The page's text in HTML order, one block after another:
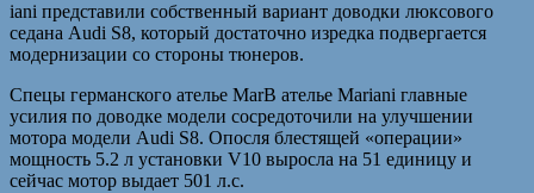
iani представили собственный вариант доводки люксового
седана Audi S8, который достаточно изредка подвергается
модернизации со стороны тюнеров.
Спецы германского ателье MarВ ателье Mariani главные
усилия по доводке модели сосредоточили на улучшении
мотора модели Audi S8. Опосля блестящей «операции»
мощность 5.2 л установки V10 выросла на 51 единицу и
сейчас мотор выдает 501 л.с.